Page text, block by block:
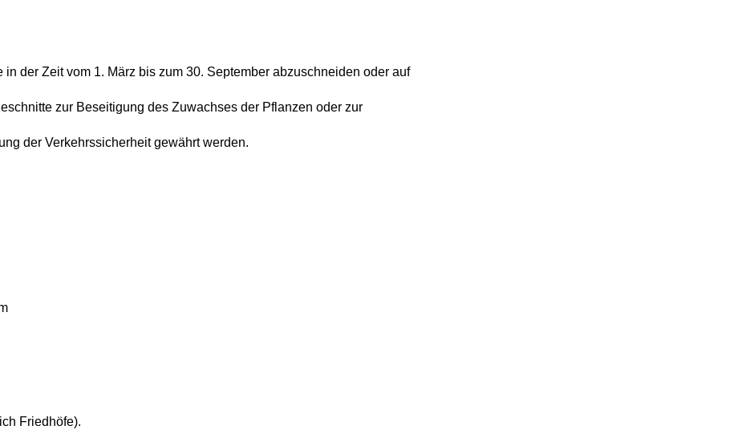
der Zeit vom 1. März bis zum 30. September abzuschneiden oder auf
zur Beseitigung des Zuwachses der Pflanzen oder zur
der Verkehrssicherheit gewährt werden.
Friedhöfe).